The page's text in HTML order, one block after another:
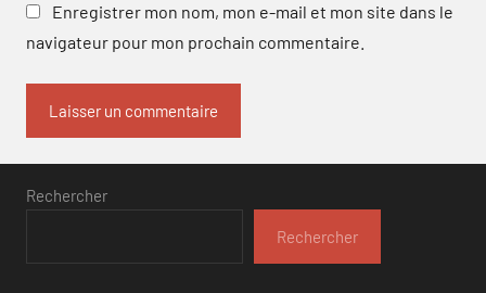
Enregistrer mon nom, mon e-mail et mon site dans le
navigateur pour mon prochain commentaire.
Rechercher
Rechercher